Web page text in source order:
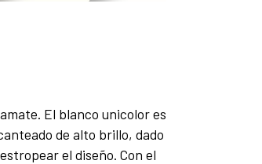
El blanco unicolor es
de alto brillo, dado
el diseño. Con el